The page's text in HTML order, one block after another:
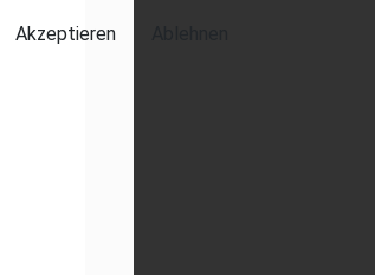
Akzeptieren